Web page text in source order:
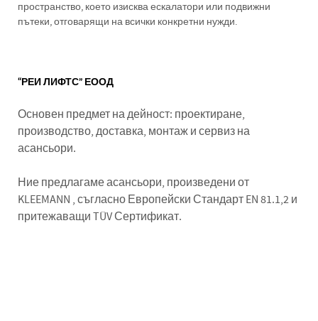
пространство, което изисква ескалатори или подвижни
пътеки, отговарящи на всички конкретни нужди.
“РЕИ ЛИФТС” ЕООД
Основен предмет на дейност: проектиране,
производство, доставка, монтаж и сервиз на
асансьори.
Ние предлагаме асансьори, произведени от
KLEEMANN , съгласно Европейски Стандарт EN 81.1,2 и
притежаващи TÜV Сертификат.